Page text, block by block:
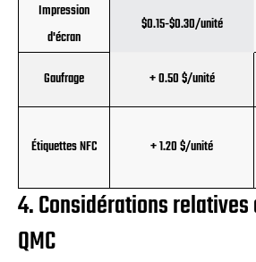
Impression
d'écran
$0.15-$0.30/unité
Gaufrage
+ 0.50 $/unité
Étiquettes NFC + 1.20 $/unité
4. Considérations
QMC